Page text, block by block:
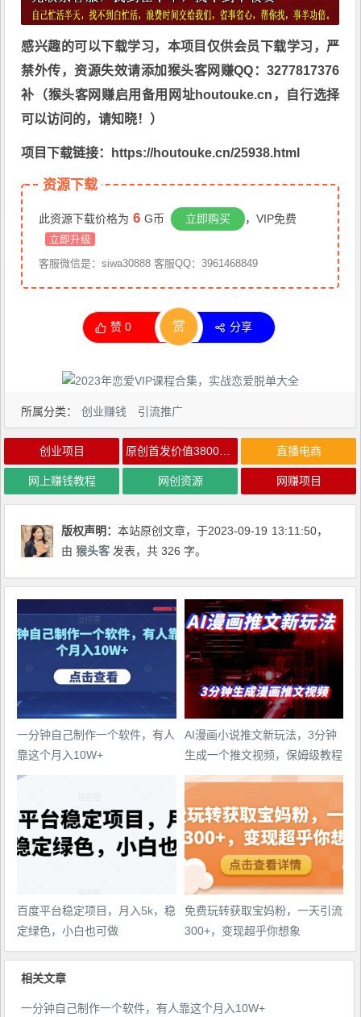
感兴趣的可以下载学习，本项目仅供会员下载学习，严
禁外传，资源失效请添加猴头客网赚QQ：3277817376
补（猴头客网赚启用备用网址houtouke.cn，自行选择
可以访问的，请知晓！）
项目下载链接：https://houtouke.cn/25938.html
资源下载
此资源下载价格为 6 G币 立即购买 ，VIP免费
立即升级
客服微信是：siwa30888 客服QQ：3961468849
赞0 赏 分享
所属分类： 创业赚钱 引流推广
创业项目 直播电商
网上赚钱教程 网创资源 网赚项目
版权声明：本站原创文章，于2023-09-19 13:11:50，
由猴头客 发表，共 326 字。
一分钟自己制作一个软件，有人
靠这个月入10W+
AI漫画小说推文新玩法，3分钟
生成一个推文视频，保姆级教程
【配项目操作和软件教程】
百度平台稳定项目，月入5k，稳
定绿色，小白也可做
免费玩转获取宝妈粉，一天引流
300+，变现超乎你想象
相关文章
一分钟自己制作一个软件，有人靠这个月入10W+